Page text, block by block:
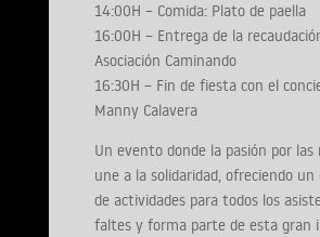
14:00H – Comida: Plato de paella
16:00H – Entrega de la
Asociación Caminando
16:30H – Fin de fiesta con el
Manny Calavera
Un evento donde la pasión por las
une a la solidaridad, ofreciendo
de actividades para todos los
faltes y forma parte de esta gran